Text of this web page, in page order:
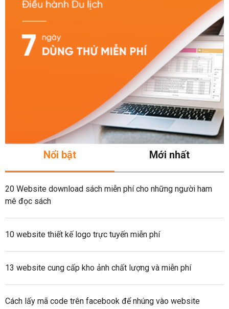
Nổi bật Mới nhất
20 Website download sách miễn phí cho những người ham
mê đọc sách
10 website thiết kế logo trực tuyến miễn phí
13 website cung cấp kho ảnh chất lượng và miễn phí
Cách lấy mã code trên facebook để nhúng vào website